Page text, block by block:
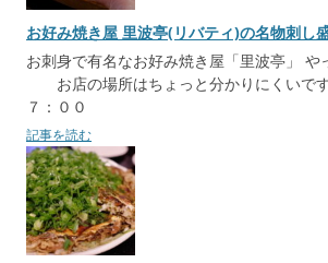
お好み焼き屋 里波亭(リバティ)の名物刺し
お刺身で有名なお好み焼き屋「里波亭」 や
お店の場所はちょっと分かりにくいで
７：００
記事を読む